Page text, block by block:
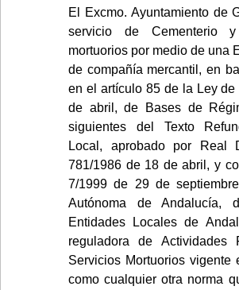
El Excmo. Ayuntamiento de
servicio de Cementerio
mortuorios por medio de una
de compañía mercantil, en
en el artículo 85 de la Ley
de abril, de Bases de
siguientes del Texto
Local, aprobado por Real
781/1986 de 18 de abril, y
7/1999 de 29 de
Autónoma de Andalucía,
Entidades Locales de
reguladora de Actividades
Servicios Mortuorios vigente
como cualquier otra norma